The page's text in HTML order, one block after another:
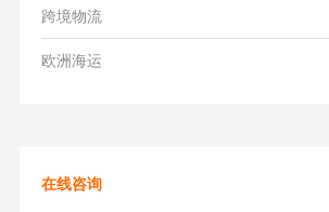
跨境物流
欧洲海运
在线咨询